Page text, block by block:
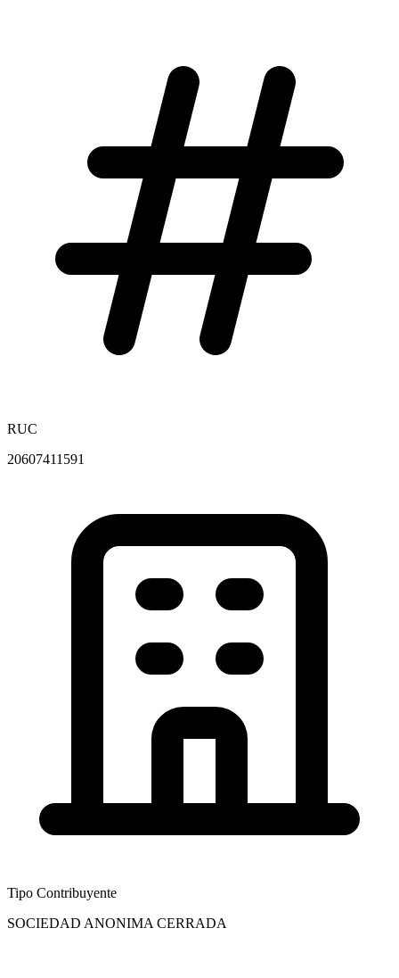
RUC
20607411591
Tipo Contribuyente
SOCIEDAD ANONIMA CERRADA